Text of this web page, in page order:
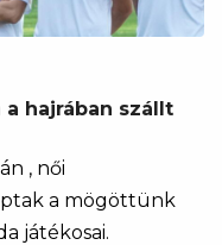
hajrában szállt
, női
a mögöttünk
játékosai.